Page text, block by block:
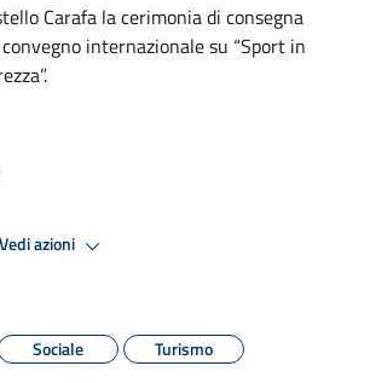
Carafa la cerimonia di consegna
internazionale su “Sport in
Vedi azioni
Sociale Turismo